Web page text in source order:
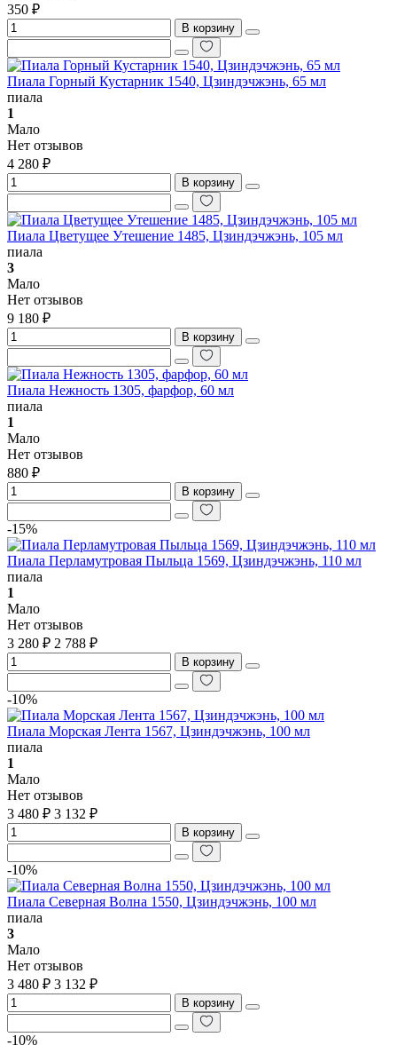
350 ₽
В корзину
Пиала Горный Кустарник 1540, Цзиндэчжэнь, 65 мл
пиала
1
Мало
Нет отзывов
4 280 ₽
В корзину
Пиала Цветущее Утешение 1485, Цзиндэчжэнь, 105 мл
пиала
3
Мало
Нет отзывов
9 180 ₽
В корзину
Пиала Нежность 1305, фарфор, 60 мл
пиала
1
Мало
Нет отзывов
880 ₽
В корзину
-15%
Пиала Перламутровая Пыльца 1569, Цзиндэчжэнь, 110 мл
пиала
1
Мало
Нет отзывов
3 280 ₽ 2 788 ₽
В корзину
-10%
Пиала Морская Лента 1567, Цзиндэчжэнь, 100 мл
пиала
1
Мало
Нет отзывов
3 480 ₽ 3 132 ₽
В корзину
-10%
Пиала Северная Волна 1550, Цзиндэчжэнь, 100 мл
пиала
3
Мало
Нет отзывов
3 480 ₽ 3 132 ₽
В корзину
-10%